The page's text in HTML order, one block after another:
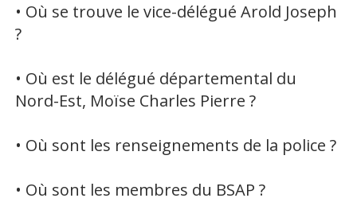
• Où se trouve le vice-délégué Arold Joseph
?
• Où est le délégué départemental du
Nord-Est, Moïse Charles Pierre ?
• Où sont les renseignements de la police ?
• Où sont les membres du BSAP ?